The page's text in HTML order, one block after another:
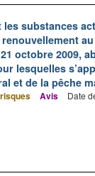
substances
octobre 2009,
lesquelles
et de la pêche
Avis Date